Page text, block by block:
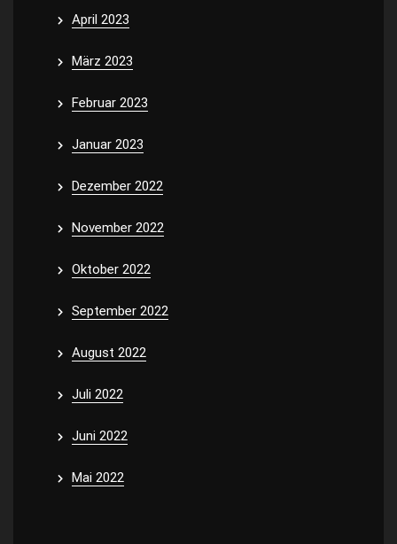
April 2023
März 2023
Februar 2023
Januar 2023
Dezember 2022
November 2022
Oktober 2022
September 2022
August 2022
Juli 2022
Juni 2022
Mai 2022